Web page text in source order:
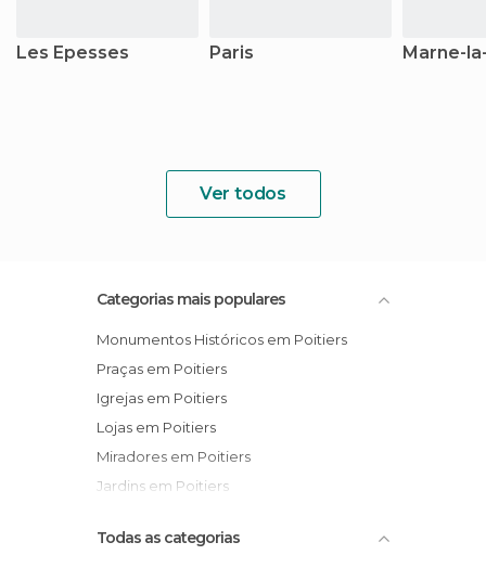
Les Epesses Paris Marne-
Ver todos
Categorias mais populares
Monumentos Históricos em Poitiers
Praças em Poitiers
Igrejas em Poitiers
Lojas em Poitiers
Miradores em Poitiers
Jardins em Poitiers
Todas as categorias